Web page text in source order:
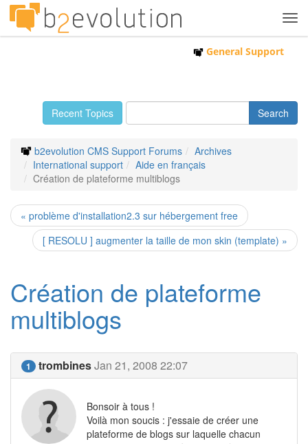
General Support
Recent Topics
b2evolution CMS Support Forums
Archives
International support
Aide en français
Création de plateforme multiblogs
« problème d'installation2.3 sur hébergement free
[ RESOLU ] augmenter la taille de mon skin (template) »
Création de plateforme
multiblogs
1 trombinesJan 21, 2008 22:07
Bonsoir à tous !
Voilà mon soucis : j'essaie de créer une
plateforme de blogs sur laquelle chacun